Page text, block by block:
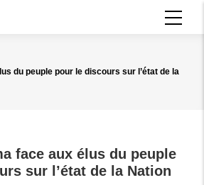
du peuple pour le discours sur l’état de la
face aux élus du peuple
sur l’état de la Nation